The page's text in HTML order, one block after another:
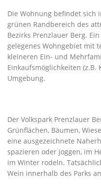
Die Wohnung befindet sich
grünen Randbereich des
Bezirks Prenzlauer Berg.
gelegenes Wohngebiet mit
kleineren Ein- und
Einkaufsmöglichkeiten
Umgebung.
Der Volkspark Prenzlauer
Grünflächen, Bäumen,
eine ausgezeichnete
spazieren oder joggen, im
im Winter rodeln.
Wein innerhalb des Parks